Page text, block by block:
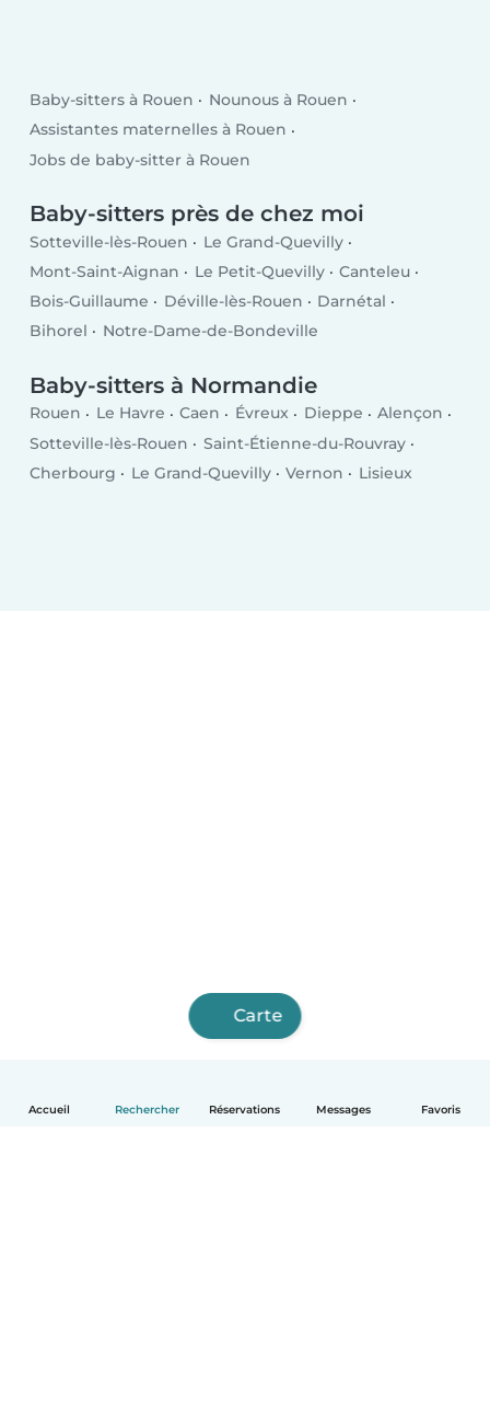
Accueil Rechercher Réservations Messages Favoris
Baby-sitters à Rouen
Nounous à Rouen
Assistantes maternelles à Rouen
Jobs de baby-sitter à Rouen
Baby-sitters près de chez moi
Sotteville-lès-Rouen
Le Grand-Quevilly
Mont-Saint-Aignan
Le Petit-Quevilly
Canteleu
Bois-Guillaume
Déville-lès-Rouen
Darnétal
Bihorel
Notre-Dame-de-Bondeville
Baby-sitters à Normandie
Rouen Le Havre Caen Évreux Dieppe
Alençon
Sotteville-lès-Rouen
Saint-Étienne-du-Rouvray
Cherbourg
Le Grand-Quevilly Vernon Lisieux
Carte